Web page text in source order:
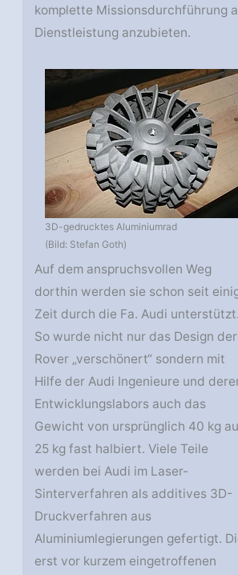
komplette Missionsdurchführung
Dienstleistung anzubieten.
3D-gedrucktes Aluminiumrad
(Bild: Stefan Goth)
Auf dem anspruchsvollen Weg
dorthin werden sie schon seit
Zeit durch die Fa. Audi unterstützt.
So wurde nicht nur das Design der
Rover „verschönert“ sondern mit
Hilfe der Audi Ingenieure und
Entwicklungslabors auch das
Gewicht von ursprünglich 40 kg
25 kg fast halbiert. Viele Teile
werden bei Audi im Laser-
Sinterverfahren als additives 3D-
Druckverfahren aus
Aluminiumlegierungen gefertigt.
erst vor kurzem eingetroffenen